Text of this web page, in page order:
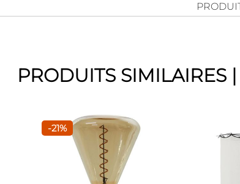
PRODUITS SIMILAIRES |
-21%